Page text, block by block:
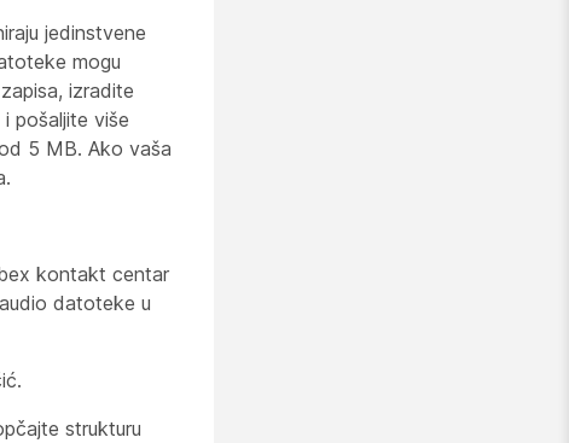
jedinstvene
mogu
izradite
pošaljite više
5 MB. Ako vaša
kontakt centar
datoteke u
strukturu